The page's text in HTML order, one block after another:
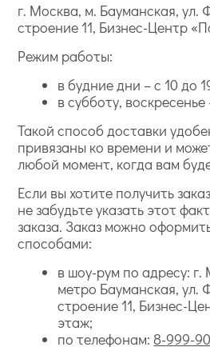
г. Москва, м. Бауманская, ул.
строение 11, Бизнес-Центр
Режим работы:
в будние дни – с 10 до
в субботу, воскресенье
Такой способ доставки
привязаны ко времени и
любой момент, когда вам
Если вы хотите получить
не забудьте указать этот
заказа. Заказ можно
способами:
в шоу-рум по адресу:
метро Бауманская, ул.
строение 11, Бизнес-
этаж;
по телефонам: 8-999-